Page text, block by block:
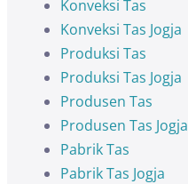
Konveksi Tas
Konveksi Tas Jogja
Produksi Tas
Produksi Tas Jogja
Produsen Tas
Produsen Tas Jogja
Pabrik Tas
Pabrik Tas Jogja